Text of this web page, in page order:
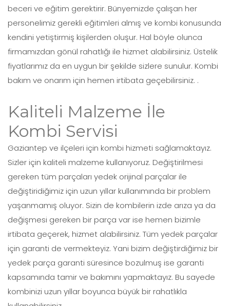
beceri ve eğitim gerektirir. Bünyemizde çalışan her
personelimiz gerekli eğitimleri almış ve kombi konusunda
kendini yetiştirmiş kişilerden oluşur. Hal böyle olunca
firmamızdan gönül rahatlığı ile hizmet alabilirsiniz. Üstelik
fiyatlarımız da en uygun bir şekilde sizlere sunulur. Kombi
bakım ve onarım için hemen irtibata geçebilirsiniz. .
Kaliteli Malzeme İle
Kombi Servisi
Gaziantep ve ilçeleri için kombi hizmeti sağlamaktayız.
Sizler için kaliteli malzeme kullanıyoruz. Değiştirilmesi
gereken tüm parçaları yedek orijinal parçalar ile
değiştiridiğimiz için uzun yıllar kullanımında bir problem
yaşanmamış oluyor. Sizin de kombilerin izde arıza ya da
değişmesi gereken bir parça var ise hemen bizimle
irtibata geçerek, hizmet alabilirsiniz. Tüm yedek parçalar
için garanti de vermekteyiz. Yani bizim değiştirdiğimiz bir
yedek parça garanti süresince bozulmuş ise garanti
kapsamında tamir ve bakımını yapmaktayız. Bu sayede
kombinizi uzun yıllar boyunca büyük bir rahatlıkla